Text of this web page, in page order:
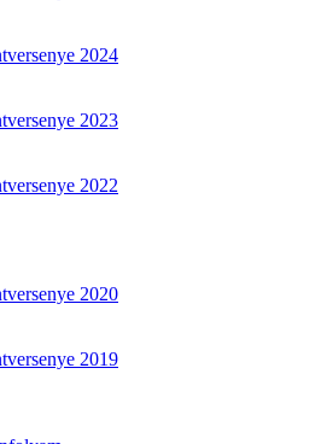
2024
2023
2022
2020
2019